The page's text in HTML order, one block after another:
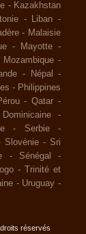
- Kazakhstan
- Liban -
- Malaisie
- Mayotte -
Mozambique -
- Népal
-
- Philippines
-Qatar -
-
- Serbie
-
Slovénie - Sri
- Sénégal
-
- Trinité et
- Uruguay -
réservés